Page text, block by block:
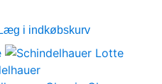
Læg i indkøbskurv